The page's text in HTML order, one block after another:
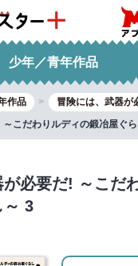
少年／青年作品
作品
冒険には、武器が
こだわりルディの鍛冶屋ぐ
必要だ! ～こだ
～ 3